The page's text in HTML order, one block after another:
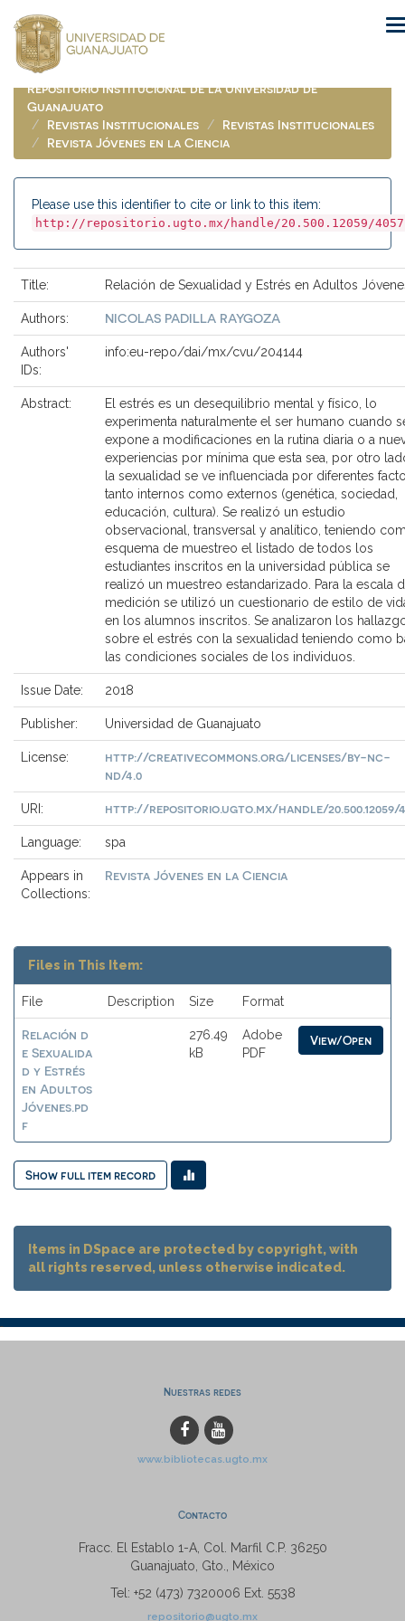
navigation
Repositorio Institucional de la Universidad de
Guanajuato
Revistas Institucionales
Revistas Institucionales
Revista Jóvenes en la Ciencia
Please use this identifier to cite or link to this item:
http://repositorio.ugto.mx/handle/20.500.12059/4057
Title: Relación de Sexualidad y Estrés en Adultos
Authors: NICOLAS PADILLA RAYGOZA
Authors'
IDs:
info:eu-repo/dai/mx/cvu/204144
Abstract:
El estrés es un desequilibrio mental y físico, lo
experimenta naturalmente el ser humano cuando
expone a modificaciones en la rutina diaria o a
experiencias por mínima que esta sea, por otro
la sexualidad se ve influenciada por diferentes
tanto internos como externos (genética, sociedad,
educación, cultura). Se realizó un estudio
observacional, transversal y analítico, teniendo
esquema de muestreo el listado de todos los
estudiantes inscritos en la universidad pública se
realizó un muestreo estandarizado. Para la escala
medición se utilizó un cuestionario de estilo de
en los alumnos inscritos. Se analizaron los
sobre el estrés con la sexualidad teniendo como
las condiciones sociales de los individuos.
Issue Date: 2018
Publisher: Universidad de Guanajuato
License:
http://creativecommons.org/licenses/by-nc-
nd/4.0
URI: http://repositorio.ugto.mx/handle/20.500.12059/
Language: spa
Appears in
Collections:
Revista Jóvenes en la Ciencia
Files in This Item:
File Description Size Format
Relación d
e Sexualida
d y Estrés
en Adultos
Jóvenes.pd
f
276.49
kB
Adobe
PDF
View/Open
Show full item record
Items in DSpace are protected by copyright, with
all rights reserved, unless otherwise indicated.
Nuestras redes
www.bibliotecas.ugto.mx
Contacto
Fracc. El Establo 1-A, Col. Marfil C.P. 36250
Guanajuato, Gto., México
Tel: +52 (473) 7320006 Ext. 5538
repositorio@ugto.mx